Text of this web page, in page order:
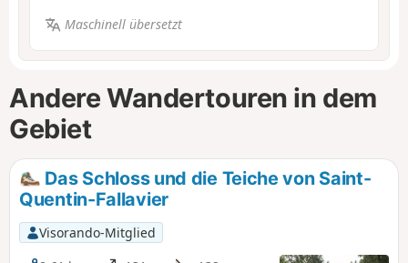
Maschinell übersetzt
Andere Wandertouren in dem
Gebiet
Das Schloss und die Teiche von Saint-
Quentin-Fallavier
Visorando-Mitglied